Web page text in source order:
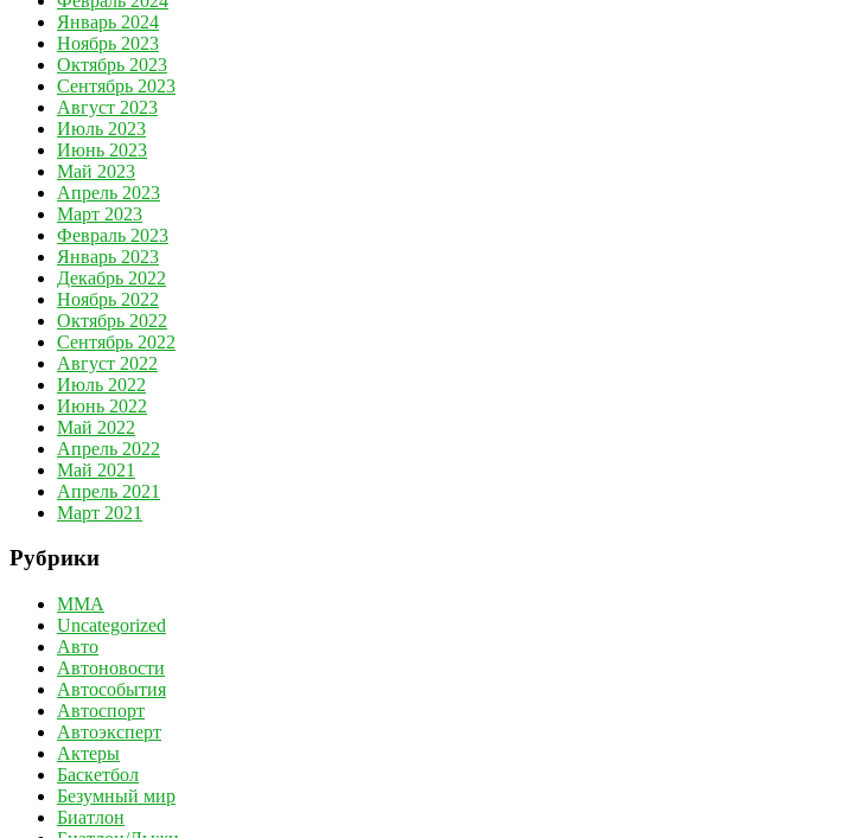
Январь 2024
Ноябрь 2023
Октябрь 2023
Сентябрь 2023
Август 2023
Июль 2023
Июнь 2023
Май 2023
Апрель 2023
Март 2023
Февраль 2023
Январь 2023
Декабрь 2022
Ноябрь 2022
Октябрь 2022
Сентябрь 2022
Август 2022
Июль 2022
Июнь 2022
Май 2022
Апрель 2022
Май 2021
Апрель 2021
Март 2021
Рубрики
MMA
Uncategorized
Авто
Автоновости
Автособытия
Автоспорт
Автоэксперт
Актеры
Баскетбол
Безумный мир
Биатлон